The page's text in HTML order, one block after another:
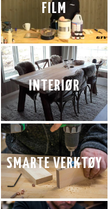
FILM
INTERIØR
SMARTE VERKTØY